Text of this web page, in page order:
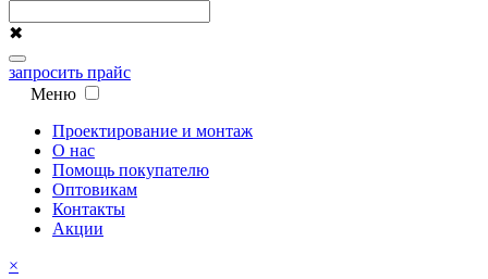
✖
запросить прайс
Меню
Проектирование и монтаж
О нас
Помощь покупателю
Оптовикам
Контакты
Акции
×